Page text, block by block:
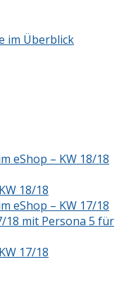
eShop – KW 18/18
18/18
eShop – KW 17/18
18 mit Persona 5 für
17/18